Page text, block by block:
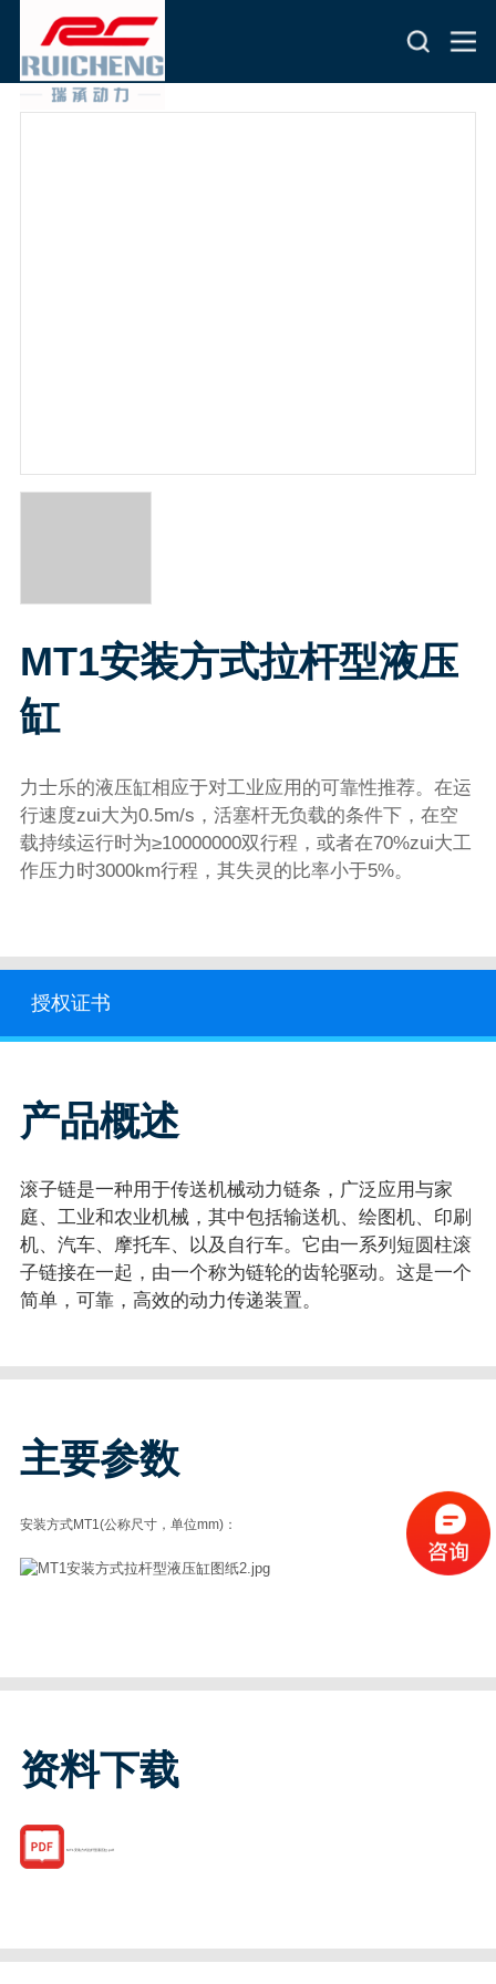
MT1安装方式拉杆型液压
缸
力士乐的液压缸相应于对工业应用的可靠性推荐。在运
行速度zui大为0.5m/s，活塞杆无负载的条件下，在空
载持续运行时为≥10000000双行程，或者在70%zui大工
作压力时3000km行程，其失灵的比率小于5%。
授权证书
产品概述
滚子链是一种用于传送机械动力链条，广泛应用与家
庭、工业和农业机械，其中包括输送机、绘图机、印刷
机、汽车、摩托车、以及自行车。它由一系列短圆柱滚
子链接在一起，由一个称为链轮的齿轮驱动。这是一个
简单，可靠，高效的动力传递装置。
主要参数
安装方式MT1(公称尺寸，单位mm)：
资料下载
MT1安装方式拉杆型液压缸.pdf